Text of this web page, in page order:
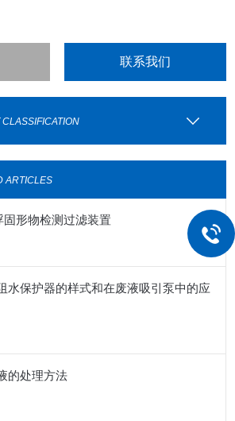
联系我们
ARTICLES
形物检测过滤装置
水保护器的样式和在废液吸引泵中的应
的处理方法